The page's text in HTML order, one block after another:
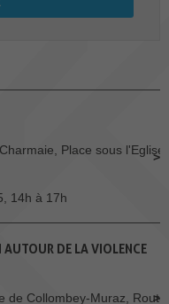
Place sous l'Eglise
14h à 17h
AUTOUR DE LA VIOLENCE
de Collombey-Muraz, Route